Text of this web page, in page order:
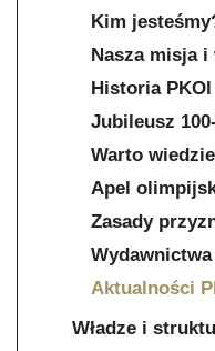
Kim
Nasza misja i
Historia PKOl
Jubileusz
Warto
Apel
Zasady
Wydawnictwa
Aktualności
Władze i